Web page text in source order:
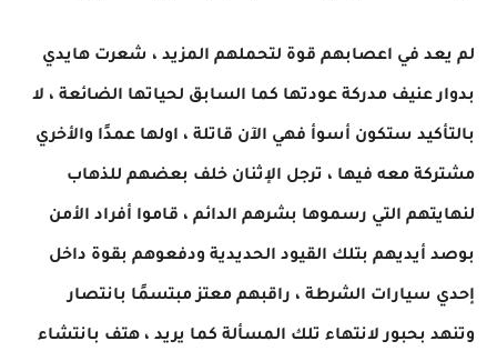
لم يعد في اعصابهم قوة لتحملهم المزيد ، شعرت هايدي
بدوار عنيف مدركة عودتها كما السابق لحياتها الضائعة ، لا
بالتأكيد ستكون أسوأ فهي الآن قاتلة ، اولها عمدًا والأخري
مشتركة معه فيها ، ترجل الإثنان خلف بعضهم للذهاب
لنهايتهم التي رسموها بشرهم الدائم ، قاموا أفراد الأمن
بوصد أيديهم بتلك القيود الحديدية ودفعوهم بقوة داخل
إحدي سيارات الشرطة ، راقبهم معتز مبتسمًا بانتصار
وتنهد بحبور لانتهاء تلك المسألة كما يريد ، هتف بانتشاء